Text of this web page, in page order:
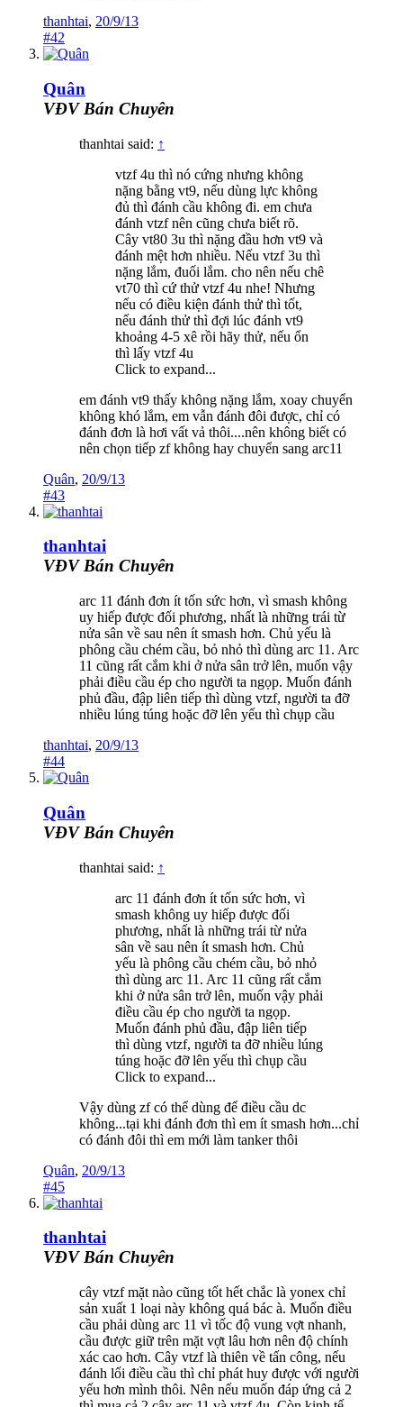
thanhtai, 20/9/13
#42
Quân
VĐV Bán Chuyên
thanhtai said: ↑
vtzf 4u thì nó cứng nhưng không
nặng bằng vt9, nếu dùng lực không
đủ thì đánh cầu không đi. em chưa
đánh vtzf nên cũng chưa biết rõ.
Cây vt80 3u thì nặng đầu hơn vt9 và
đánh mệt hơn nhiều. Nếu vtzf 3u thì
nặng lắm, đuối lắm. cho nên nếu chê
vt70 thì cứ thử vtzf 4u nhe! Nhưng
nếu có điều kiện đánh thử thì tốt,
nếu đánh thử thì đợi lúc đánh vt9
khoảng 4-5 xê rồi hãy thử, nếu ổn
thì lấy vtzf 4u
Click to expand...
em đánh vt9 thấy không nặng lắm, xoay chuyển
không khó lắm, em vẫn đánh đôi được, chỉ có
đánh đơn là hơi vất vả thôi....nên không biết có
nên chọn tiếp zf không hay chuyển sang arc11
Quân, 20/9/13
#43
thanhtai
VĐV Bán Chuyên
arc 11 đánh đơn ít tốn sức hơn, vì smash không
uy hiếp được đối phương, nhất là những trái từ
nửa sân về sau nên ít smash hơn. Chủ yếu là
phông cầu chém cầu, bỏ nhỏ thì dùng arc 11. Arc
11 cũng rất cắm khi ở nửa sân trở lên, muốn vậy
phải điều cầu ép cho người ta ngọp. Muốn đánh
phủ đầu, đập liên tiếp thì dùng vtzf, người ta đỡ
nhiều lúng túng hoặc đỡ lên yếu thì chụp cầu
thanhtai, 20/9/13
#44
Quân
VĐV Bán Chuyên
thanhtai said: ↑
arc 11 đánh đơn ít tốn sức hơn, vì
smash không uy hiếp được đối
phương, nhất là những trái từ nửa
sân về sau nên ít smash hơn. Chủ
yếu là phông cầu chém cầu, bỏ nhỏ
thì dùng arc 11. Arc 11 cũng rất cắm
khi ở nửa sân trở lên, muốn vậy phải
điều cầu ép cho người ta ngọp.
Muốn đánh phủ đầu, đập liên tiếp
thì dùng vtzf, người ta đỡ nhiều lúng
túng hoặc đỡ lên yếu thì chụp cầu
Click to expand...
Vậy dùng zf có thể dùng để điều cầu dc
không...tại khi đánh đơn thì em ít smash hơn...chỉ
có đánh đôi thì em mới làm tanker thôi
Quân, 20/9/13
#45
thanhtai
VĐV Bán Chuyên
cây vtzf mặt nào cũng tốt hết chắc là yonex chỉ
sản xuất 1 loại này không quá bác à. Muốn điều
cầu phải dùng arc 11 vì tốc độ vung vợt nhanh,
cầu được giữ trên mặt vợt lâu hơn nên độ chính
xác cao hơn. Cây vtzf là thiên về tấn công, nếu
đánh lối điều cầu thì chỉ phát huy được với người
yếu hơn mình thôi. Nên nếu muốn đáp ứng cả 2